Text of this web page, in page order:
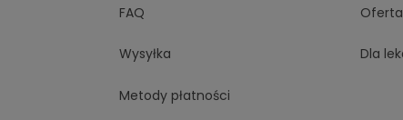
FAQ
Wysyłka
Metody płatności
Oferta
Dla